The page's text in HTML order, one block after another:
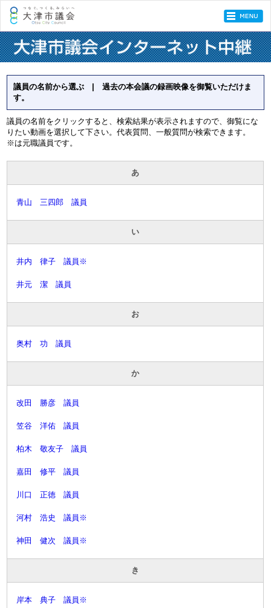
議員の名前から選ぶ | 過去の本会議の録画映像を御覧いただけま
す。
議員の名前をクリックすると、検索結果が表示されますので、御覧にな
りたい動画を選択して下さい。代表質問、一般質問が検索できます。
※は元職議員です。
あ
青山 三四郎 議員
い
井内 律子 議員※
井元 潔 議員
お
奥村 功 議員
か
改田 勝彦 議員
笠谷 洋佑 議員
柏木 敬友子 議員
嘉田 修平 議員
川口 正徳 議員
河村 浩史 議員※
神田 健次 議員※
き
岸本 典子 議員※